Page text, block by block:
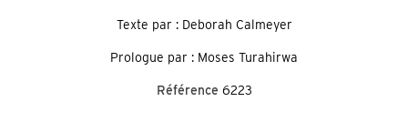
Texte par : Deborah Calmeyer
Prologue par : Moses Turahirwa
Référence 6223